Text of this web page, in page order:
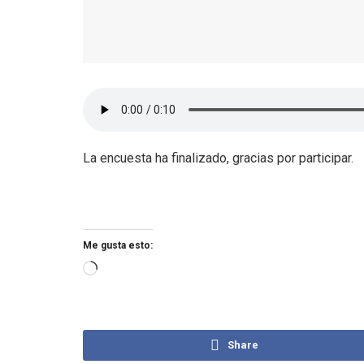
La encuesta ha finalizado, gracias por participar.
Me gusta esto:
Share